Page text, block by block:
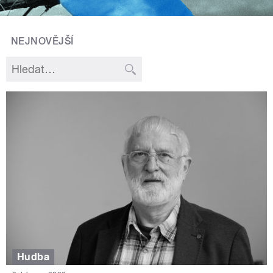
NEJNOVĚJŠÍ
Hudba